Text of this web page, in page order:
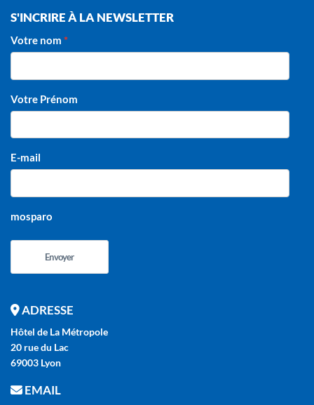
S'INCRIRE À LA NEWSLETTER
Votre nom
Votre Prénom
E-mail
mosparo
Envoyer
ADRESSE
Hôtel de La Métropole
20 rue du Lac
69003 Lyon
EMAIL